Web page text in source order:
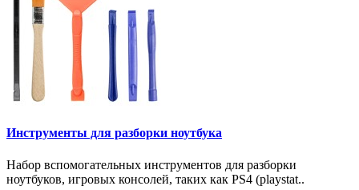
Инструменты для разборки ноутбука
Набор вспомогательных инструментов для разборки
ноутбуков, игровых консолей, таких как PS4 (playstat..